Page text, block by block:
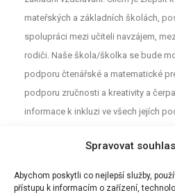
Spravovat
Abychom poskytli co nejlepší služby,
přístupu k informacím o zařízení,
mateřských a základních školách,
spolupráci mezi učiteli navzájem,
rodiči. Naše škola/školka se bude
podporu čtenářské a matematické
podporu zručnosti a kreativity a
informace k inkluzi ve všech jejích
vzdělávání mezi rodiči, učiteli a